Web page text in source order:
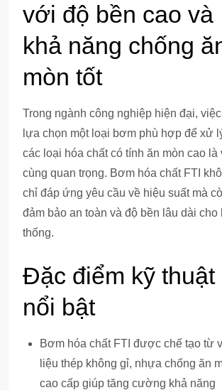
với độ bền cao và
khả năng chống
mòn tốt
Trong ngành công nghiệp hiện đại, việc
lựa chọn một loại bơm phù hợp để xử
các loại hóa chất có tính ăn mòn cao là
cùng quan trọng. Bơm hóa chất FTI
chỉ đáp ứng yêu cầu về hiệu suất mà
đảm bảo an toàn và độ bền lâu dài cho
thống.
Đặc điểm kỹ thuật
nổi bật
Bơm hóa chất FTI được chế tạo từ
liệu thép không gỉ, nhựa chống ăn
cao cấp giúp tăng cường khả năng